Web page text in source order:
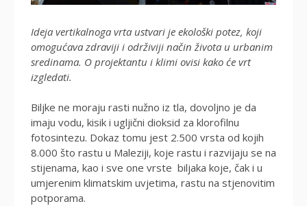
Ideja vertikalnoga vrta ustvari je ekološki potez, koji
omogućava zdraviji i održiviji način života u urbanim
sredinama. O projektantu i klimi ovisi kako će vrt
izgledati.
Biljke ne moraju rasti nužno iz tla, dovoljno je da
imaju vodu, kisik i ugljični dioksid za klorofilnu
fotosintezu. Dokaz tomu jest 2.500 vrsta od kojih
8.000 što rastu u Maleziji, koje rastu i razvijaju se na
stijenama, kao i sve one vrste biljaka koje, čak i u
umjerenim klimatskim uvjetima, rastu na stjenovitim
potporama.